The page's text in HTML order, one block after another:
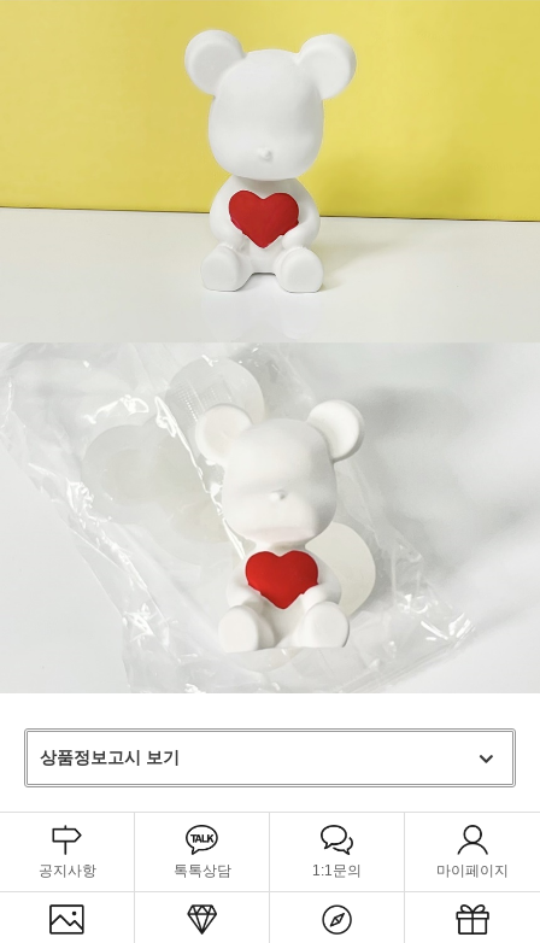
상품정보고시 보기
공지사항 톡톡상담 1:1문의 마이페이지